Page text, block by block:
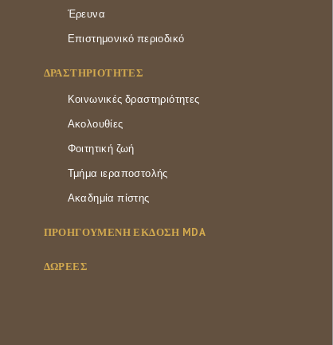
Έρευνα
Επιστημονικό περιοδικό
ΔΡΑΣΤΗΡΙΌΤΗΤΕΣ
Κοινωνικές δραστηριότητες
Ακολουθίες
Φοιτητική ζωή
Τμήμα ιεραποστολής
Ακαδημία πίστης
ΠΡΟΗΓΟΥΜΕΝΗ ΕΚΔΟΣΗ MDA
ΔΩΡΕΕΣ